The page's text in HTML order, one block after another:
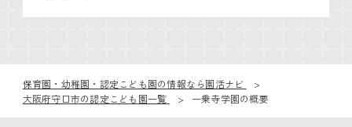
保育園・幼稚園・認定こども園の情報なら園活ナビ
大阪府守口市の認定こども園一覧
一乗寺学園の概要